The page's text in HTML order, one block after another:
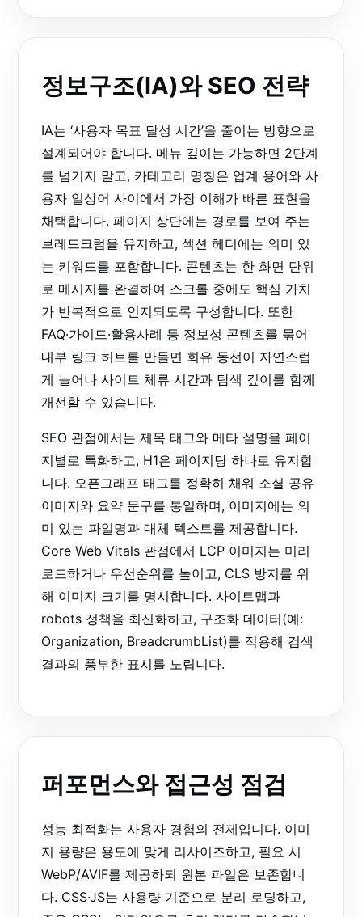
정보구조(IA)와 SEO 전략
IA는 ‘사용자 목표 달성 시간’을 줄이는 방향으로
설계되어야 합니다. 메뉴 깊이는 가능하면 2단계
를 넘기지 말고, 카테고리 명칭은 업계 용어와 사
용자 일상어 사이에서 가장 이해가 빠른 표현을
채택합니다. 페이지 상단에는 경로를 보여 주는
브레드크럼을 유지하고, 섹션 헤더에는 의미 있
는 키워드를 포함합니다. 콘텐츠는 한 화면 단위
로 메시지를 완결하여 스크롤 중에도 핵심 가치
가 반복적으로 인지되도록 구성합니다. 또한
FAQ·가이드·활용사례 등 정보성 콘텐츠를 묶어
내부 링크 허브를 만들면 회유 동선이 자연스럽
게 늘어나 사이트 체류 시간과 탐색 깊이를 함께
개선할 수 있습니다.
SEO 관점에서는 제목 태그와 메타 설명을 페이
지별로 특화하고, H1은 페이지당 하나로 유지합
니다. 오픈그래프 태그를 정확히 채워 소셜 공유
이미지와 요약 문구를 통일하며, 이미지에는 의
미 있는 파일명과 대체 텍스트를 제공합니다.
Core Web Vitals 관점에서 LCP 이미지는 미리
로드하거나 우선순위를 높이고, CLS 방지를 위
해 이미지 크기를 명시합니다. 사이트맵과
robots 정책을 최신화하고, 구조화 데이터(예:
Organization, BreadcrumbList)를 적용해 검색
결과의 풍부한 표시를 노립니다.
퍼포먼스와 접근성 점검
성능 최적화는 사용자 경험의 전제입니다. 이미
지 용량은 용도에 맞게 리사이즈하고, 필요 시
WebP/AVIF를 제공하되 원본 파일은 보존합니
다. CSS·JS는 사용량 기준으로 분리 로딩하고,